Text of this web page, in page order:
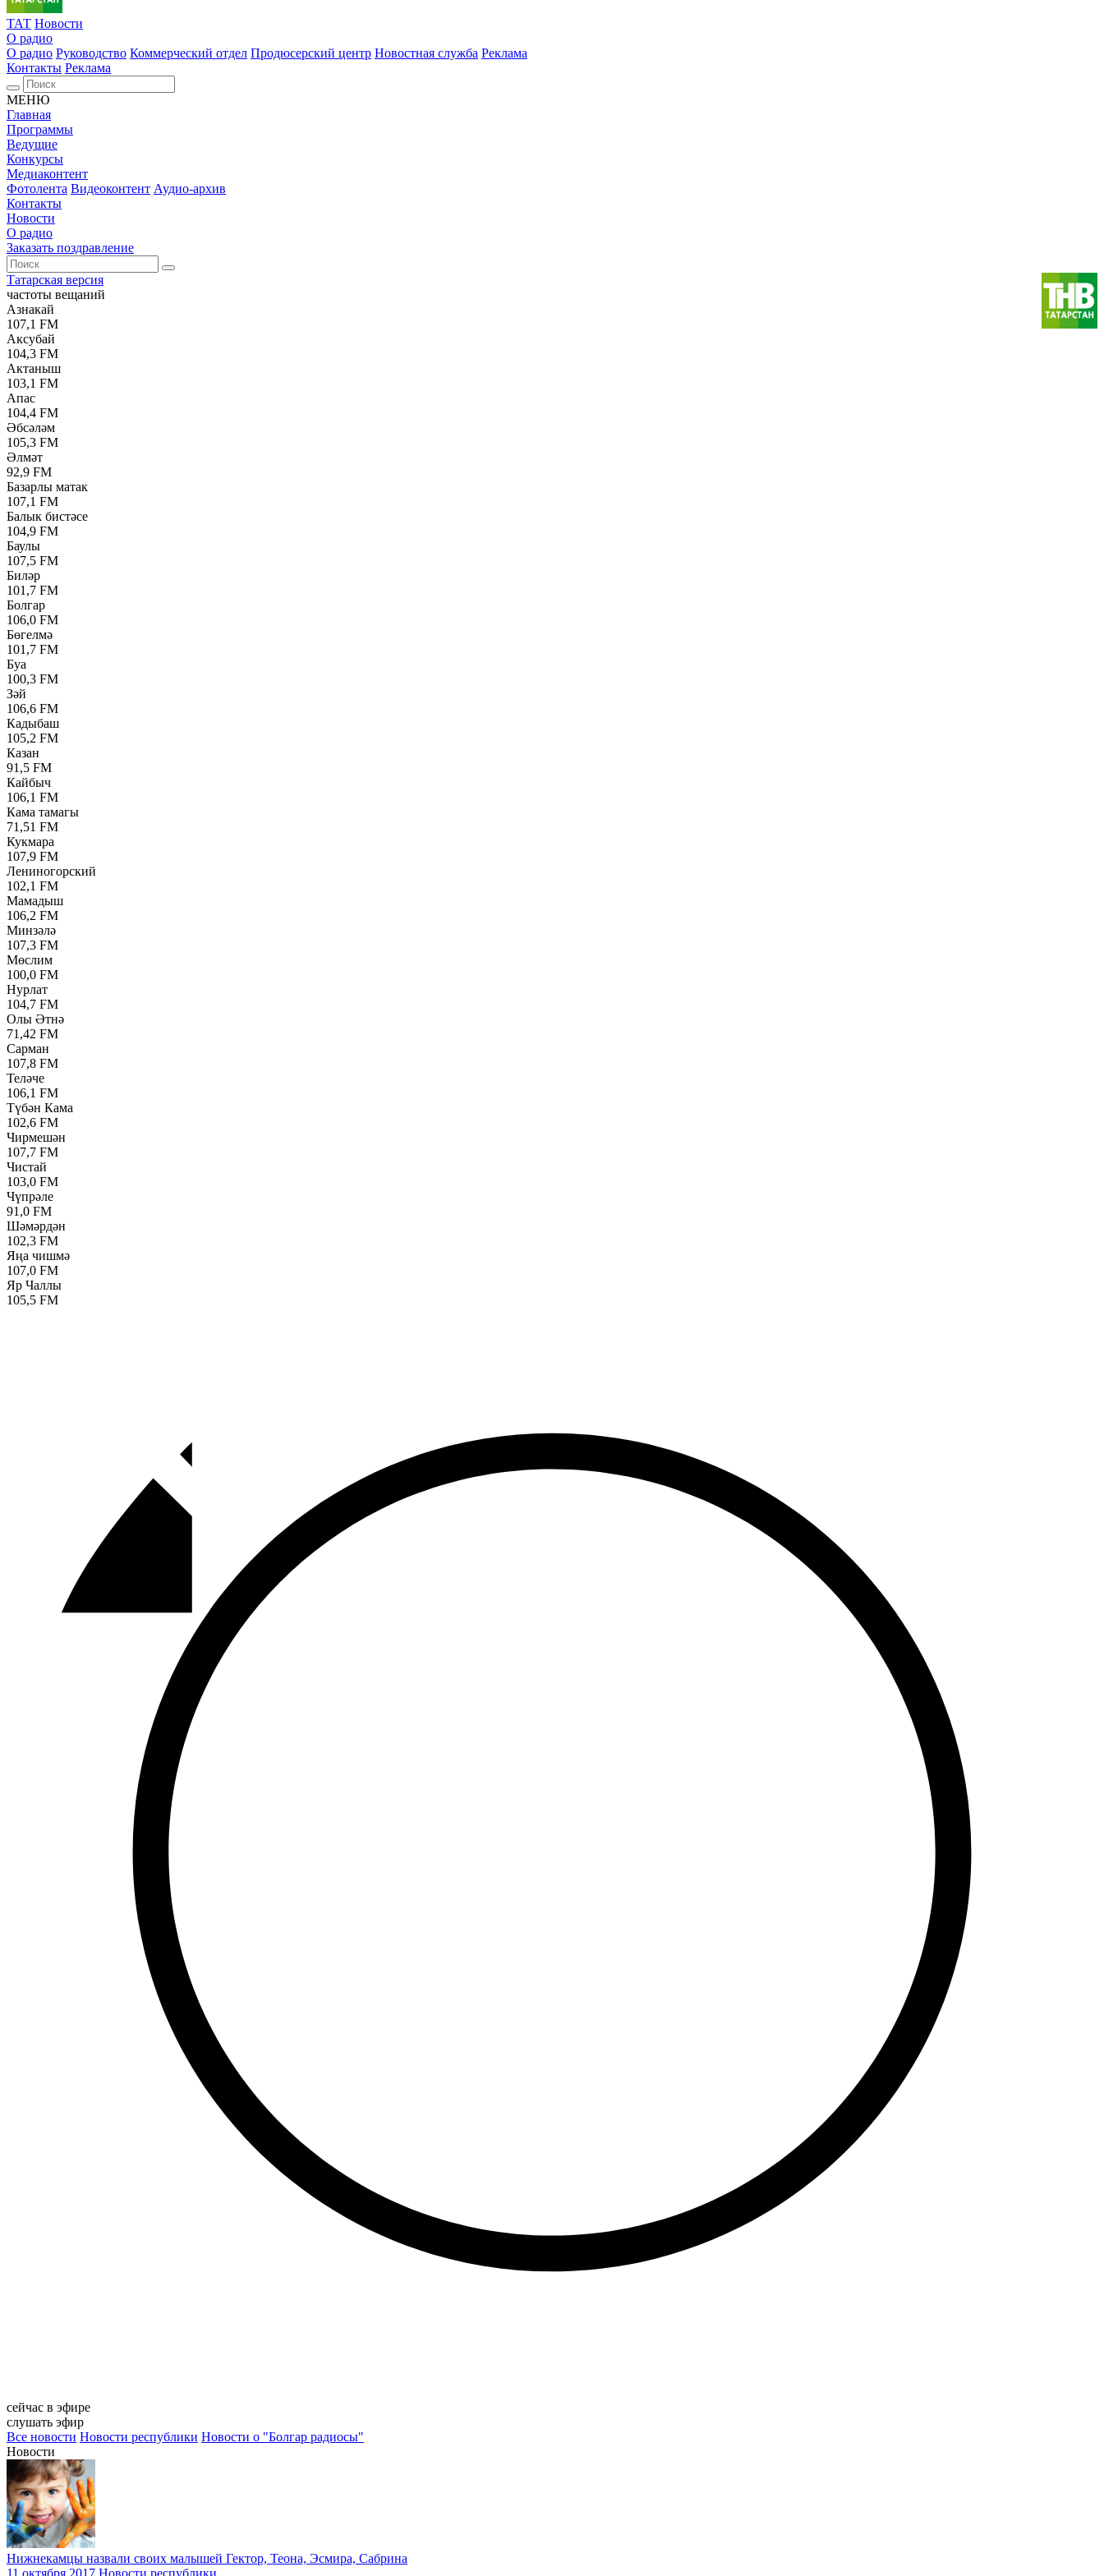
ТАТ Новости
О радио
О радио Руководство Коммерческий отдел Продюсерский центр Новостная служба Реклама
Контакты Реклама
МЕНЮ
Главная
Программы
Ведущие
Конкурсы
Медиаконтент
Фотолента Видеоконтент Аудио-архив
Контакты
Новости
О радио
Заказать поздравление
Татарская версия
частоты вещаний
Азнакай
107,1 FM
Аксубай
104,3 FM
Актаныш
103,1 FM
Апас
104,4 FM
Әбсәләм
105,3 FM
Әлмәт
92,9 FM
Базарлы матак
107,1 FM
Балык бистәсе
104,9 FM
Баулы
107,5 FM
Биләр
101,7 FM
Болгар
106,0 FM
Бөгелмә
101,7 FM
Буа
100,3 FM
Зәй
106,6 FM
Кадыбаш
105,2 FM
Казан
91,5 FM
Кайбыч
106,1 FM
Кама тамагы
71,51 FM
Кукмара
107,9 FM
Лениногорский
102,1 FM
Мамадыш
106,2 FM
Минзәлә
107,3 FM
Мөслим
100,0 FM
Нурлат
104,7 FM
Олы Әтнә
71,42 FM
Сарман
107,8 FM
Теләче
106,1 FM
Түбән Кама
102,6 FM
Чирмешән
107,7 FM
Чистай
103,0 FM
Чүпрәле
91,0 FM
Шәмәрдән
102,3 FM
Яңа чишмә
107,0 FM
Яр Чаллы
105,5 FM
сейчас в эфире
слушать эфир
Все новости Новости республики Новости о "Болгар радиосы"
Новости
Нижнекамцы назвали своих малышей Гектор, Теона, Эсмира, Сабрина